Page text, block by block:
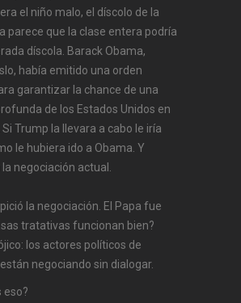
el niño malo, el díscolo de la
parece que la clase entera podría
díscola. Barack Obama,
había emitido una orden
garantizar la chance de una
de los Estados Unidos en
Trump la llevara a cabo le iría
le hubiera ido a Obama. Y
negociación actual.
la negociación. El Papa fue
tratativas funcionan bien?
los actores políticos de
negociando sin dialogar.
eso?